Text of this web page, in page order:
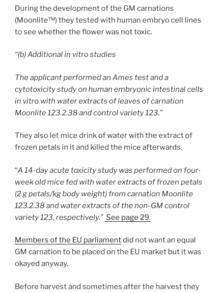
During the development of the GM carnations
(Moonlite™) they tested with human embryo cell lines
to see whether the flower was not toxic.
“(b) Additional in vitro studies
The applicant performed an Ames test and a
cytotoxicity study on human embryonic intestinal cells
in vitro with water extracts of leaves of carnation
Moonlite 123.2.38 and control variety 123.”
They also let mice drink of water with the extract of
frozen petals in it and killed the mice afterwards.
“A 14-day acute toxicity study was performed on four-
week old mice fed with water extracts of frozen petals
(2 g petals/kg body weight) from carnation Moonlite
123.2.38 and water extracts of the non-GM control
variety 123, respectively.” See page 29.
Members of the EU parliamentdid not want an equal
GM carnation to be placed on the EU market but it was
okayed anyway.
Before harvest and sometimes after the harvest they